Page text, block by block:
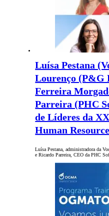
Luísa Pestana
Lourenço (P&G
Ferreira
Parreira (PHC
de Líderes da
Human
Luísa Pestana, administradora da
e Ricardo Parreira, CEO da PHC